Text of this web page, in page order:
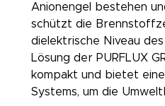
Anionengel bestehen
schützt die
dielektrische Niveau
Lösung der PURFLUX
kompakt und bietet
Systems, um die